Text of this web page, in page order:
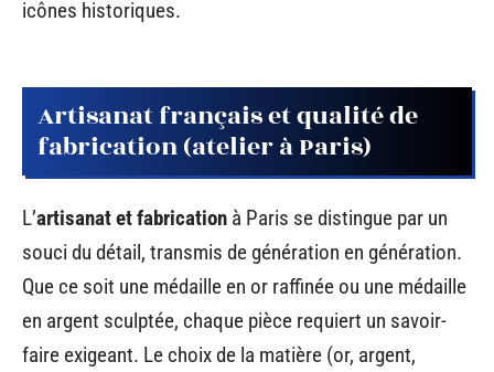
icônes historiques.
Artisanat français et qualité de
fabrication (atelier à Paris)
L’artisanat et fabrication à Paris se distingue par un
souci du détail, transmis de génération en génération.
Que ce soit une médaille en or raffinée ou une médaille
en argent sculptée, chaque pièce requiert un savoir-
faire exigeant. Le choix de la matière (or, argent,